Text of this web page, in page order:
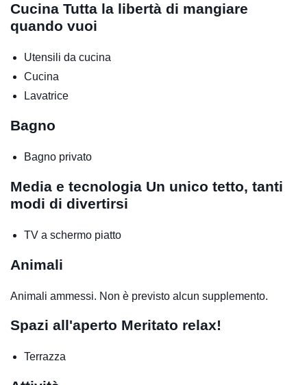
Cucina Tutta la libertà di mangiare
quando vuoi
Utensili da cucina
Cucina
Lavatrice
Bagno
Bagno privato
Media e tecnologia Un unico tetto, tanti
modi di divertirsi
TV a schermo piatto
Animali
Animali ammessi. Non è previsto alcun supplemento.
Spazi all'aperto Meritato relax!
Terrazza